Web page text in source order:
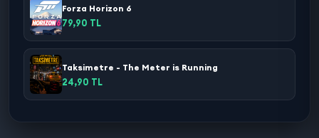
Forza Horizon 6
79,90 TL
Taksimetre - The Meter is Running
24,90 TL